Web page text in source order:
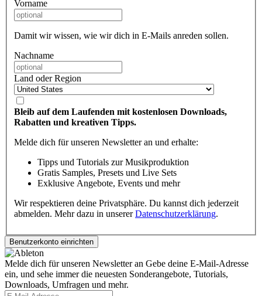
Vorname
Damit wir wissen, wie wir dich in E-Mails anreden sollen.
Nachname
Land oder Region
Bleib auf dem Laufenden mit kostenlosen Downloads,
Rabatten und kreativen Tipps.
Melde dich für unseren Newsletter an und erhalte:
Tipps und Tutorials zur Musikproduktion
Gratis Samples, Presets und Live Sets
Exklusive Angebote, Events und mehr
Wir respektieren deine Privatsphäre. Du kannst dich jederzeit
abmelden. Mehr dazu in unsererDatenschutzerklärung.
Melde dich für unseren Newsletter an Gebe deine E-Mail-Adresse
ein, und sehe immer die neuesten Sonderangebote, Tutorials,
Downloads, Umfragen und mehr.